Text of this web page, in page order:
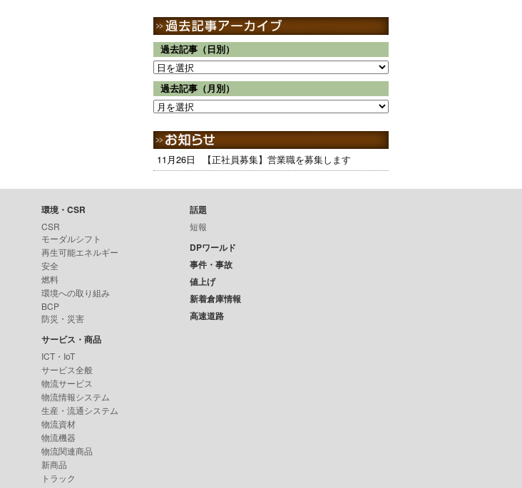
過去記事（日別）
過去記事（月別）
11月26日 【正社員募集】営業職を募集します
環境・CSR
CSR
モーダルシフト
再生可能エネルギー
安全
燃料
環境への取り組み
BCP
防災・災害
サービス・商品
ICT・IoT
サービス全般
物流サービス
物流情報システム
生産・流通システム
物流資材
物流機器
物流関連商品
新商品
トラック
話題
短報
DPワールド
事件・事故
値上げ
新着倉庫情報
高速道路